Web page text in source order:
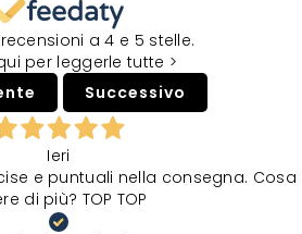
a 4 e 5 stelle.
per leggerle tutte >
Successivo
Ieri
e puntuali nella consegna. Cosa
di più? TOP TOP